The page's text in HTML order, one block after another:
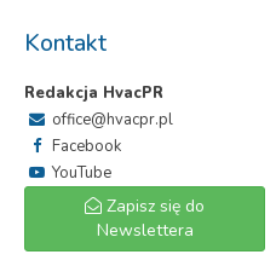
Kontakt
Redakcja HvacPR
office@hvacpr.pl
Facebook
YouTube
Zapisz się do
Newslettera